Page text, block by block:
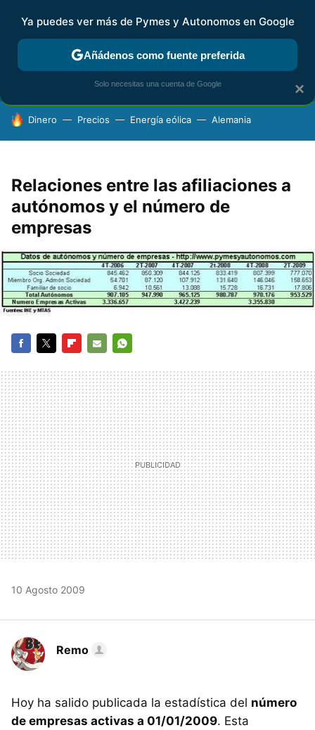
FISCALIDAD Y CONTABILIDAD KIT DIGITAL RENTA
HOY SE HABLA DE
Dinero Precios Energía eólica Alemania
Relaciones entre las afiliaciones a
autónomos y el número de
empresas
MAIL
10 Agosto 2009
Remo
Hoy ha salido publicada la estadística del número
de empresas activas a 01/01/2009. Esta
×
Ya puedes ver más de Pymes y Autonomos en Google
Añádenos como fuente preferida
Solo necesitas una cuenta de Google